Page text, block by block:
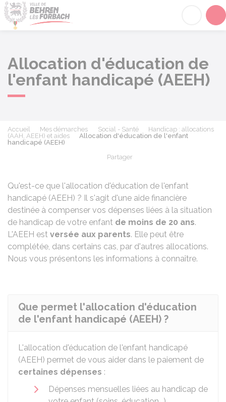
Allocation d'éducation de
l'enfant handicapé (AEEH)
Accueil Mes démarches Social - Santé
Handicap : allocations
(AAH, AEEH) et aides
Allocation d'éducation de l'enfant
handicapé (AEEH)
Partager
Qu'est-ce que l'allocation d'éducation de l'enfant
handicapé (AEEH) ? Il s'agit d'une aide financière
destinée à compenser vos dépenses liées à la situation
de handicap de votre enfant de moins de 20 ans.
L'AEEH est versée aux parents. Elle peut être
complétée, dans certains cas, par d'autres allocations.
Nous vous présentons les informations à connaître.
Que permet l'allocation d'éducation
de l'enfant handicapé (AEEH) ?
L'allocation d'éducation de l'enfant handicapé
(AEEH) permet de vous aider dans le paiement de
certaines dépenses :
Dépenses mensuelles liées au handicap de